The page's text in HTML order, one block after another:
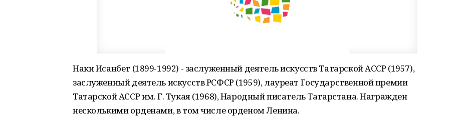
Наки Исанбет (1899-1992) - заслуженный деятель искусств Татарской АССР (1957),
заслуженный деятель искусств РСФСР (1959), лауреат Государственной премии
Татарской АССР им. Г. Тукая (1968), Народный писатель Татарстана. Награжден
несколькими орденами, в том числе орденом Ленина.